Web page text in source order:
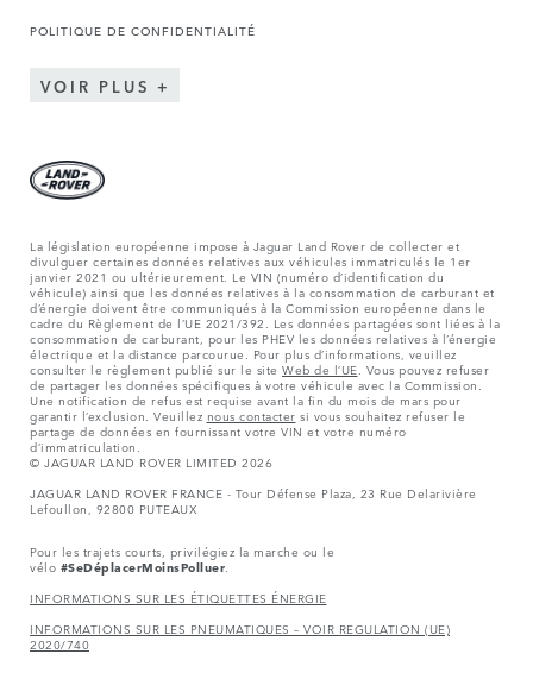
POLITIQUE DE CONFIDENTIALITÉ
VOIR PLUS
La législation européenne impose à Jaguar Land Rover de collecter et
divulguer certaines données relatives aux véhicules immatriculés le 1er
janvier 2021 ou ultérieurement. Le VIN (numéro d’identification du
véhicule) ainsi que les données relatives à la consommation de carburant et
d’énergie doivent être communiqués à la Commission européenne dans le
cadre du Règlement de l’UE 2021/392. Les données partagées sont liées à la
consommation de carburant, pour les PHEV les données relatives à l’énergie
électrique et la distance parcourue. Pour plus d’informations, veuillez
consulter le règlement publié sur le site Web de l’UE. Vous pouvez refuser
de partager les données spécifiques à votre véhicule avec la Commission.
Une notification de refus est requise avant la fin du mois de mars pour
garantir l’exclusion. Veuillez nous contacter si vous souhaitez refuser le
partage de données en fournissant votre VIN et votre numéro
d’immatriculation.
© JAGUAR LAND ROVER LIMITED 2026
JAGUAR LAND ROVER FRANCE - Tour Défense Plaza, 23 Rue Delarivière
Lefoullon, 92800 PUTEAUX
Pour les trajets courts, privilégiez la marche ou le
vélo #SeDéplacerMoinsPolluer.
INFORMATIONS SUR LES ÉTIQUETTES ÉNERGIE
INFORMATIONS SUR LES PNEUMATIQUES – VOIR REGULATION (UE)
2020/740